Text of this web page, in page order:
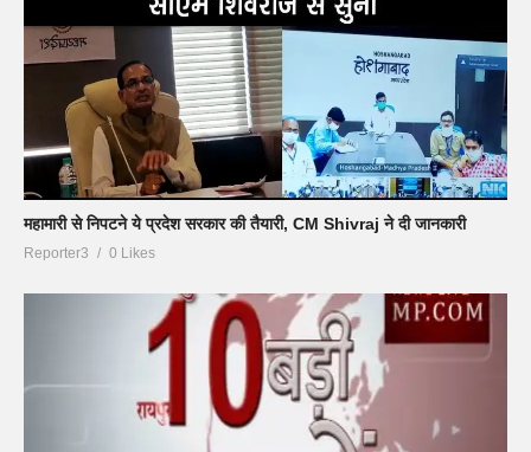
महामारी से निपटने ये प्रदेश सरकार की तैयारी, CM Shivraj ने दी जानकारी
Reporter3 0 Likes